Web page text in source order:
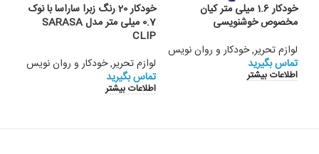
خودکار 1.6 میلی متر کیان
مخصوص خوشنویسی
لوازم تحریر,خودکار و روان نویس
تماس بگیرید
اطلاعات بیشتر
خودکار 20 رنگ زبرا ساراسا با نوک
0.7 میلی متر مدل SARASA
CLIP
لوازم تحریر,خودکار و روان نویس
تماس بگیرید
اطلاعات بیشتر